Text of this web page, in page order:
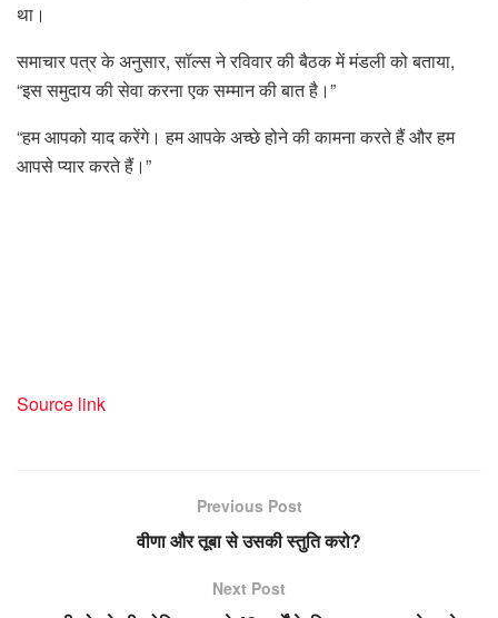
था।
समाचार पत्र के अनुसार, सॉल्स ने रविवार की बैठक में मंडली को बताया,
“इस समुदाय की सेवा करना एक सम्मान की बात है।”
“हम आपको याद करेंगे। हम आपके अच्छे होने की कामना करते हैं और हम
आपसे प्यार करते हैं।”
Source link
Previous Post
वीणा और तूबा से उसकी स्तुति करो?
Next Post